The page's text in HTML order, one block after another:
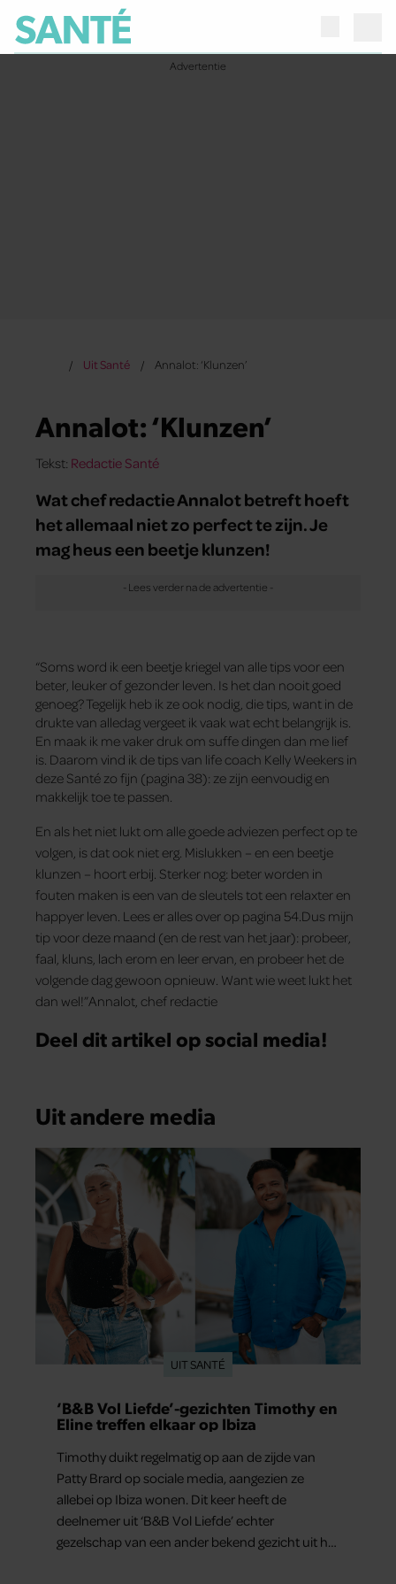
Uit Santé Annalot: ‘Klunzen’
Annalot: ‘Klunzen’
Tekst: Redactie Santé
Wat chef redactie Annalot betreft hoeft
het allemaal niet zo perfect te zijn. Je
mag heus een beetje klunzen!
“Soms word ik een beetje kriegel van alle tips voor een
beter, leuker of gezonder leven. Is het dan nooit goed
genoeg? Tegelijk heb ik ze ook nodig, die tips, want in de
drukte van alledag vergeet ik vaak wat echt belangrijk is.
En maak ik me vaker druk om suffe dingen dan me lief
is. Daarom vind ik de tips van life coach Kelly Weekers in
deze Santé zo fijn (pagina 38): ze zijn eenvoudig en
makkelijk toe te passen.
En als het niet lukt om alle goede adviezen perfect op te
volgen, is dat ook niet erg. Mislukken – en een beetje
klunzen – hoort erbij. Sterker nog: beter worden in
fouten maken is een van de sleutels tot een relaxter en
happyer leven. Lees er alles over op pagina 54.Dus mijn
tip voor deze maand (en de rest van het jaar): probeer,
faal, kluns, lach erom en leer ervan, en probeer het de
volgende dag gewoon opnieuw. Want wie weet lukt het
dan wel!”Annalot, chef redactie
Deel dit artikel op social media!
Uit andere media
UIT SANTÉ
‘B&B Vol Liefde’-gezichten Timothy en
Eline treffen elkaar op Ibiza
Timothy duikt regelmatig op aan de zijde van
Patty Brard op sociale media, aangezien ze
allebei op Ibiza wonen. Dit keer heeft de
deelnemer uit ‘B&B Vol Liefde’ echter
gezelschap van een ander bekend gezicht uit het